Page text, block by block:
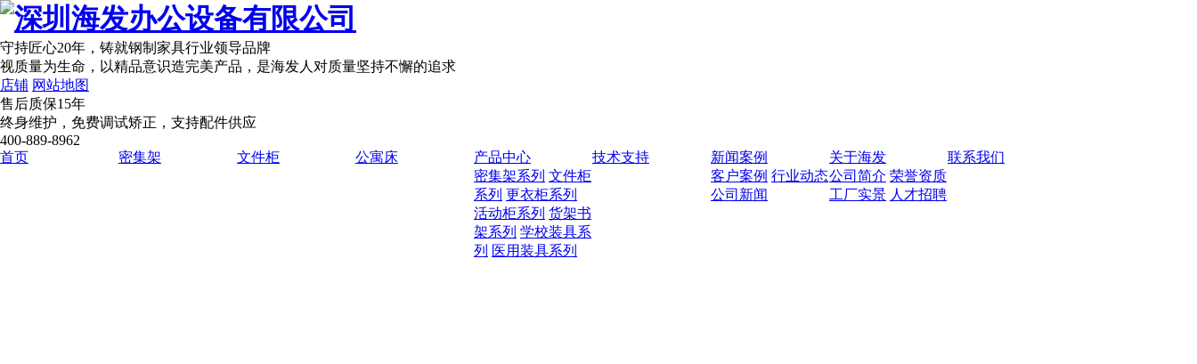
守持匠心20年 ，铸就钢制家具行业领导品牌
视质量为生命，以精品意识造完美产品，是海发人对质量坚持不懈的追求
店铺 网站地图
售后质保15年
终身维护，免费调试矫正，支持配件供应
400-889-8962
首页
密集架 文件柜 公寓床
产品中心
密集架系列 文件柜
系列 更衣柜系列
活动柜系列 货架书
架系列 学校装具系
列 医用装具系列
技术支持
新闻案例
客户案例 行业动态
公司新闻
关于海发
公司简介 荣誉资质
工厂实景 人才招聘
联系我们